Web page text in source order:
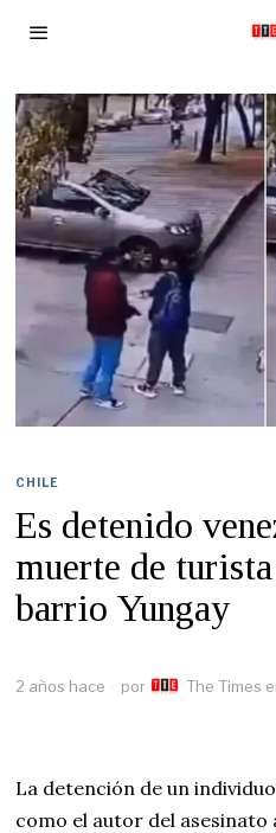
CHILE
Es detenido
muerte de
barrio Yungay
2 años hace por The Times
La detención de un
como el autor del